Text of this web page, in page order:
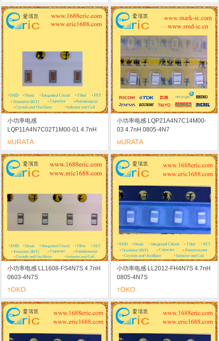
小功率电感
LQP11A4N7C02T1M00-01 4.7nH
0603-4N7
MURATA
小功率电感 LQP21A4N7C14M00-
03 4.7nH 0805-4N7
MURATA
小功率电感 LL1608-FS4N7S 4.7nH
0603-4N7S
TOKO
小功率电感 LL2012-FH4N7S 4.7nH
0805-4N7S
TOKO